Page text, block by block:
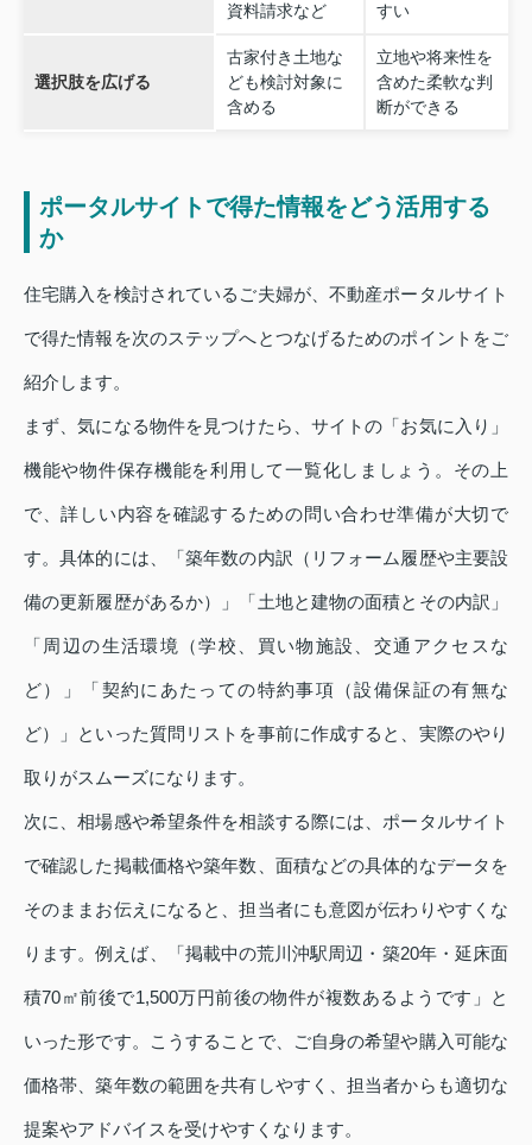
資料請求など
すい
選択肢を広げる
古家付き土地な
ども検討対象に
含める
立地や将来性を
含めた柔軟な判
断ができる
ポータルサイトで得た情報をどう活用する
か
住宅購入を検討されているご夫婦が、不動産ポータルサイト
で得た情報を次のステップへとつなげるためのポイントをご
紹介します。
まず、気になる物件を見つけたら、サイトの「お気に入り」
機能や物件保存機能を利用して一覧化しましょう。その上
で、詳しい内容を確認するための問い合わせ準備が大切で
す。具体的には、「築年数の内訳（リフォーム履歴や主要設
備の更新履歴があるか）」「土地と建物の面積とその内訳」
「周辺の生活環境（学校、買い物施設、交通アクセスな
ど）」「契約にあたっての特約事項（設備保証の有無な
ど）」といった質問リストを事前に作成すると、実際のやり
取りがスムーズになります。
次に、相場感や希望条件を相談する際には、ポータルサイト
で確認した掲載価格や築年数、面積などの具体的なデータを
そのままお伝えになると、担当者にも意図が伝わりやすくな
ります。例えば、「掲載中の荒川沖駅周辺・築20年・延床面
積70㎡前後で1,500万円前後の物件が複数あるようです」と
いった形です。こうすることで、ご自身の希望や購入可能な
価格帯、築年数の範囲を共有しやすく、担当者からも適切な
提案やアドバイスを受けやすくなります。